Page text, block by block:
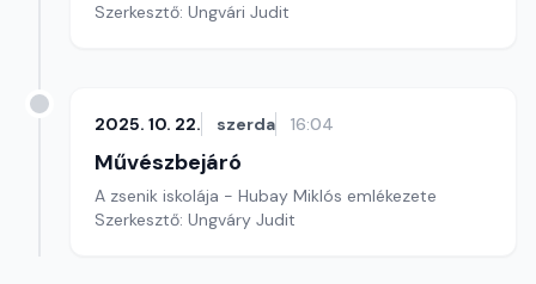
Szerkesztő: Ungvári Judit
2025. 10. 22. szerda 16:04
Művészbejáró
A zsenik iskolája - Hubay Miklós emlékezete
Szerkesztő: Ungváry Judit